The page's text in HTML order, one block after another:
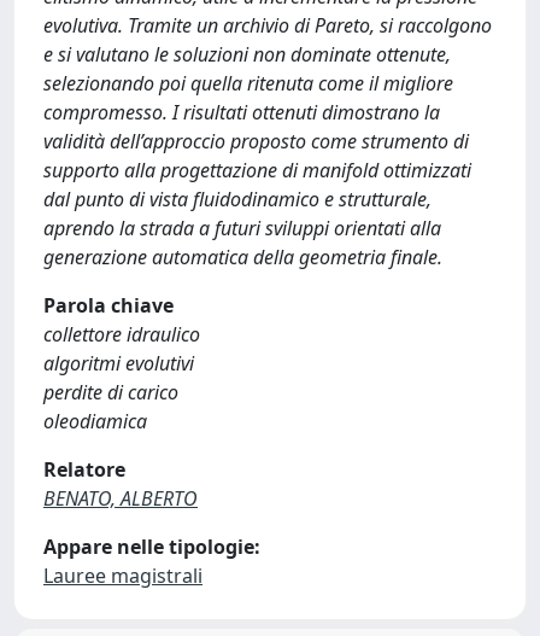
evolutiva. Tramite un archivio di Pareto, si raccolgono
e si valutano le soluzioni non dominate ottenute,
selezionando poi quella ritenuta come il migliore
compromesso. I risultati ottenuti dimostrano la
validità dell’approccio proposto come strumento di
supporto alla progettazione di manifold ottimizzati
dal punto di vista fluidodinamico e strutturale,
aprendo la strada a futuri sviluppi orientati alla
generazione automatica della geometria finale.
Parola chiave
collettore idraulico
algoritmi evolutivi
perdite di carico
oleodiamica
Relatore
BENATO, ALBERTO
Appare nelle tipologie:
Lauree magistrali